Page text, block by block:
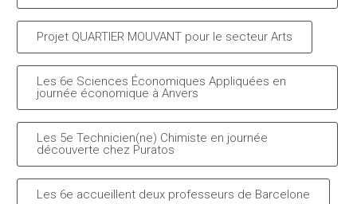
Projet QUARTIER MOUVANT pour le secteur Arts
Les 6e Sciences Économiques Appliquées en
journée économique à Anvers
Les 5e Technicien(ne) Chimiste en journée
découverte chez Puratos
Les 6e accueillent deux professeurs de Barcelone